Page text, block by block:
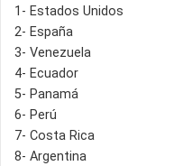
1- Estados Unidos
2- España
3- Venezuela
4- Ecuador
5- Panamá
6- Perú
7- Costa Rica
8- Argentina